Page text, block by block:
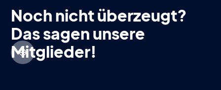
Noch nicht überzeugt?
Das sagen unsere
Mitglieder!